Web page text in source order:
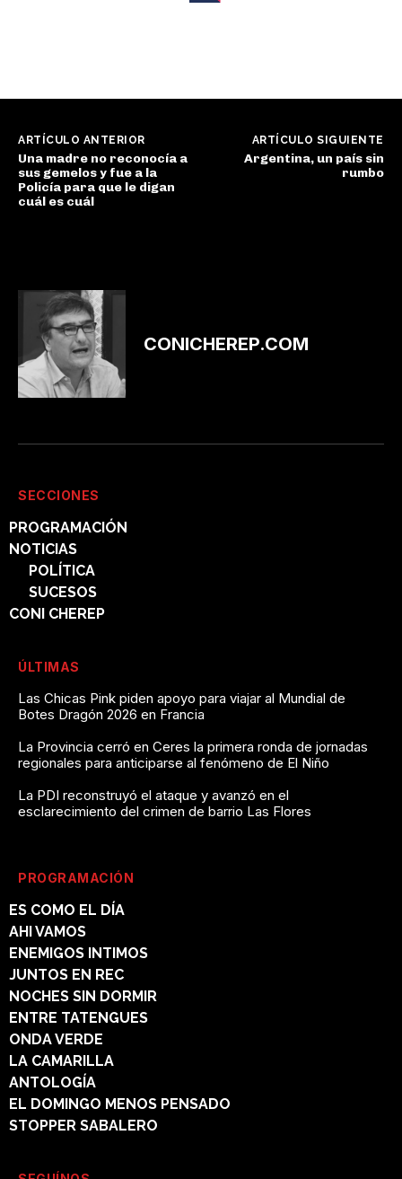
ARTÍCULO ANTERIOR
Una madre no reconocía a
sus gemelos y fue a la
Policía para que le digan
cuál es cuál
ARTÍCULO SIGUIENTE
Argentina, un país sin
rumbo
CONICHEREP.COM
SECCIONES
PROGRAMACIÓN
NOTICIAS
POLÍTICA
SUCESOS
CONI CHEREP
ÚLTIMAS
Las Chicas Pink piden apoyo para viajar al Mundial de
Botes Dragón 2026 en Francia
La Provincia cerró en Ceres la primera ronda de jornadas
regionales para anticiparse al fenómeno de El Niño
La PDI reconstruyó el ataque y avanzó en el
esclarecimiento del crimen de barrio Las Flores
PROGRAMACIÓN
ES COMO EL DÍA
AHI VAMOS
ENEMIGOS INTIMOS
JUNTOS EN REC
NOCHES SIN DORMIR
ENTRE TATENGUES
ONDA VERDE
LA CAMARILLA
ANTOLOGÍA
EL DOMINGO MENOS PENSADO
STOPPER SABALERO